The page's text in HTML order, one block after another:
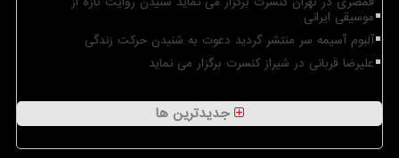
موسیقی ایرانی
آلبوم آسیمه سر منتشر گردید دعوت به شنیدن حرکت زندگی
علیرضا قربانی در شیراز کنسرت برگزار می نماید
جدیدترین ها